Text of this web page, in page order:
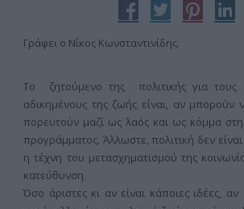
Γράφει ο Νίκος Κωνσταντινίδης.
Το ζητούμενο της πολιτικής για τους
αδικημένους της ζωής είναι, αν μπορούν
πορευτούν μαζί ως λαός και ως κόμμα
προγράμματος. Άλλωστε, πολιτική δεν
η τέχνη του μετασχηματισμού της
κατεύθυνση.
Όσο άριστες κι αν είναι κάποιες ιδέες,